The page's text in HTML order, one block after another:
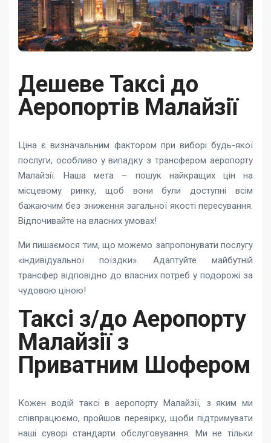
Дешеве Таксі до
Аеропортів Малайзії
Ціна є визначальним фактором при виборі будь-якої
послуги, особливо у випадку з трансфером аеропорту
Малайзії. Наша мета – пошук найкращих цін на
місцевому ринку, щоб вони були доступні всім
бажаючим без зниження загальної якості пересування.
Відпочивайте на власних умовах!
Ми пишаємося тим, що можемо запропонувати послугу
«індивідуальної поїздки». Адаптуйте майбутній
трансфер відповідно до власних потреб у подорожі за
чудовою ціною!
Таксі з/до Аеропорту
Малайзії з
Приватним Шофером
Кожен водій таксі в аеропорту Малайзії, з яким ми
співпрацюємо, пройшов перевірку, щоби підтримувати
наші суворі стандарти обслуговування. Ми не тільки